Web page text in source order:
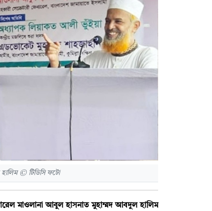
© টিডিসি ফটো
মাওলানা আবুল হাসনাত মুহাম্মদ আবদুল হালিম